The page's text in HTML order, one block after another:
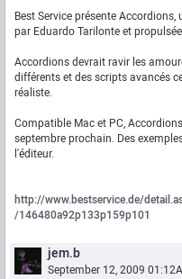
Best Service présente
par Eduardo Tarilonte et
Accordions devrait ravir les
différents et des scripts avancés
réaliste.
Compatible Mac et PC,
septembre prochain. Des
l'éditeur.
http://www.bestservice.de/
/146480a92p133p159p101
jem.b
September 12, 2009